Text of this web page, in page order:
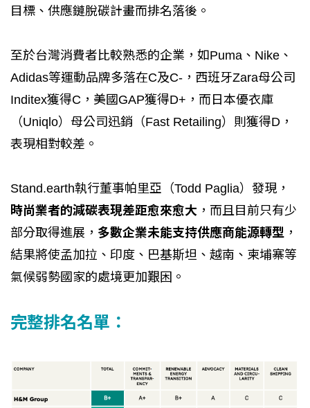
目標、供應鏈脫碳計畫而排名落後。
至於台灣消費者比較熟悉的企業，如Puma、Nike、
Adidas等運動品牌多落在C及C-，西班牙Zara母公司
Inditex獲得C，美國GAP獲得D+，而日本優衣庫
（Uniqlo）母公司迅銷（Fast Retailing）則獲得D，
表現相對較差。
Stand.earth執行董事帕里亞（Todd Paglia）發現，
時尚業者的減碳表現差距愈來愈大 ，而且目前只有少
部分取得進展， 多數企業未能支持供應商能源轉型 ，
結果將使孟加拉、印度、巴基斯坦、越南、柬埔寨等
氣候弱勢國家的處境更加艱困。
完整排名名單：